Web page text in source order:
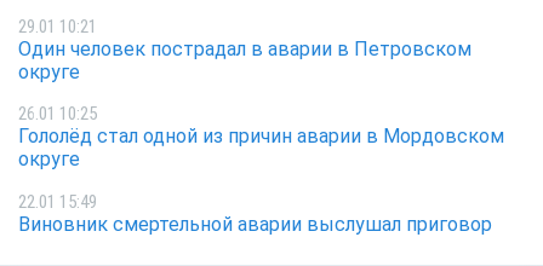
29.01 10:21
Один человек пострадал в аварии в Петровском
округе
26.01 10:25
Гололёд стал одной из причин аварии в Мордовском
округе
22.01 15:49
Виновник смертельной аварии выслушал приговор